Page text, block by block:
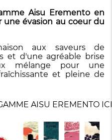
Aisu Eremento en
une évasion au coeur du
aux saveurs de
et d'une agréable brise
mélange pour une
et pleine de
AISU EREMENTO ICI